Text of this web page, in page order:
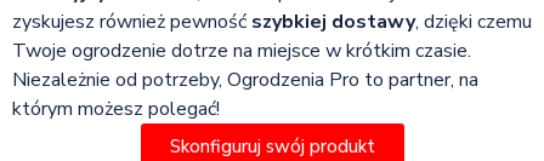
zyskujesz również pewność szybkiej dostawy, dzięki czemu
Twoje ogrodzenie dotrze na miejsce w krótkim czasie.
Niezależnie od potrzeby, Ogrodzenia Pro to partner, na
którym możesz polegać!
Skonfiguruj swój produkt